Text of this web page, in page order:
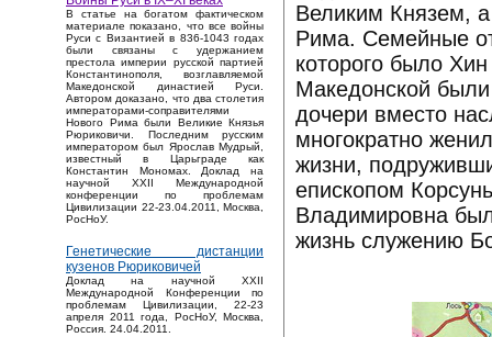
В статье на богатом фактическом
материале показано, что все войны
Руси с Византией в 836-1043 годах
были связаны с удержанием
престола империи русской партией
Константинополя, возглавляемой
Македонской династией Руси.
Автором доказано, что два столетия
императорами-соправителями
Нового Рима были Великие Князья
Рюриковичи. Последним русским
императором был Ярослав Мудрый,
известный в Царьграде как
Константин Мономах. Доклад на
научной XXII Международной
конференции по проблемам
Цивилизации 22-23.04.2011, Москва,
РосНоУ.
Генетические дистанции
кузенов Рюриковичей
Доклад на научной XXII
Международной Конференции по
проблемам Цивилизации, 22-23
апреля 2011 года, РосНоУ, Москва,
Россия. 24.04.2011.
Великим Князем,
Рима. Семейные
которого было
Македонской
дочери вместо
многократно
жизни,
епископом
Владимировна
жизнь служению